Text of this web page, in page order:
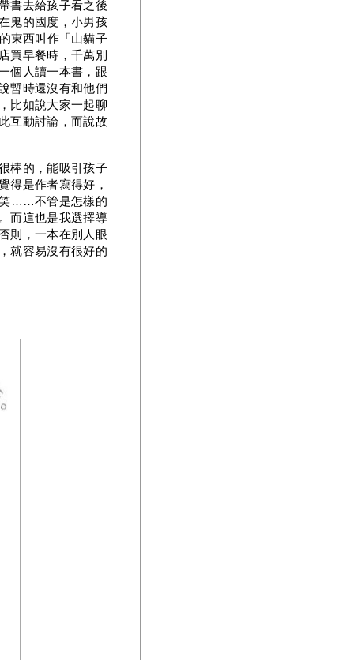
書去給孩子看之後
鬼的國度，小男孩
東西叫作「山貓子
買早餐時，千萬別
個人讀一本書，跟
暫時還沒有和他們
比如說大家一起聊
互動討論，而說故
棒的，能吸引孩子
得是作者寫得好，
笑……不管是怎樣的
而這也是我選擇導
則，一本在別人眼
就容易沒有很好的